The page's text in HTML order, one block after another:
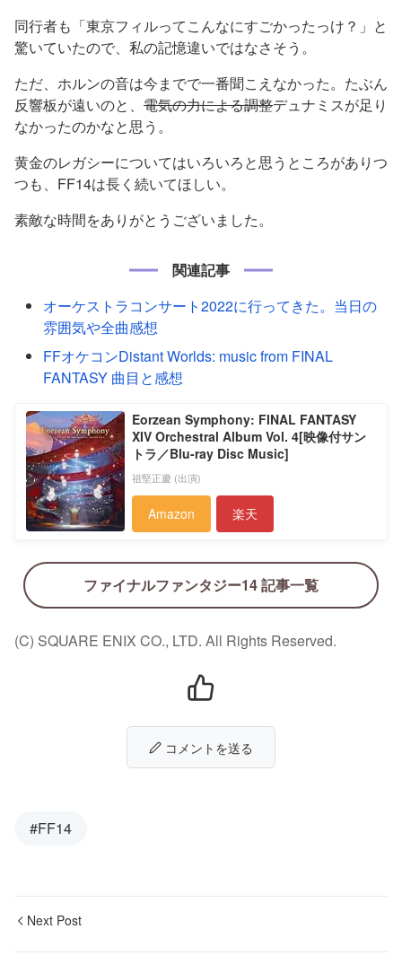
同行者も「東京フィルってこんなにすごかったっけ？」と
驚いていたので、私の記憶違いではなさそう。
ただ、ホルンの音は今までで一番聞こえなかった。たぶん
反響板が遠いのと、 電気の力による調整デュナミスが足り
なかったのかなと思う。
黄金のレガシーについてはいろいろと思うところがありつ
つも、FF14は長く続いてほしい。
素敵な時間をありがとうございました。
関連記事
オーケストラコンサート2022に行ってきた。当日の
雰囲気や全曲感想
FFオケコンDistant Worlds: music from FINAL
FANTASY 曲目と感想
Eorzean Symphony: FINAL FANTASY
XIV Orchestral Album Vol. 4[映像付サン
トラ／Blu-ray Disc Music]
祖堅正慶 (出演)
Amazon 楽天
ファイナルファンタジー14 記事一覧
(C) SQUARE ENIX CO., LTD. All Rights Reserved.
コメントを送る
#FF14
Next Post